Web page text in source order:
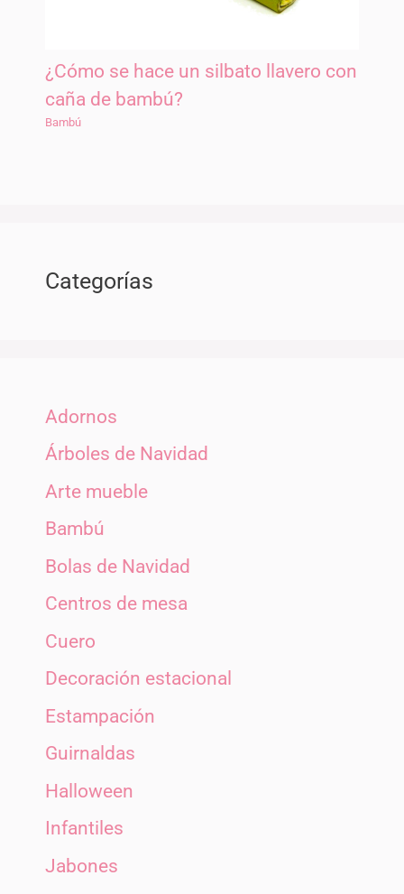
¿Cómo se hace un silbato llavero con
caña de bambú?
Bambú
Categorías
Adornos
Árboles de Navidad
Arte mueble
Bambú
Bolas de Navidad
Centros de mesa
Cuero
Decoración estacional
Estampación
Guirnaldas
Halloween
Infantiles
Jabones